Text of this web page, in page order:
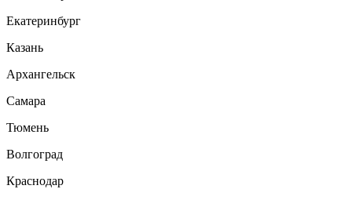
Екатеринбург
Казань
Архангельск
Самара
Тюмень
Волгоград
Краснодар